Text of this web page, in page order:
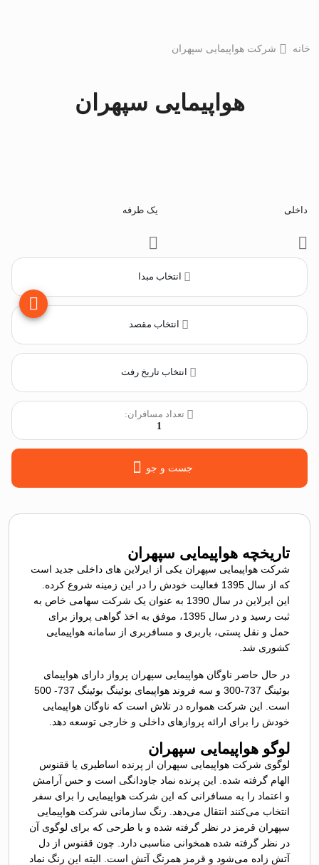
خانه شرکت هواپیمایی سپهران
هواپیمایی سپهران
داخلی یک طرفه
انتخاب مبدا
انتخاب مقصد
تعداد مسافران:
1
جست و جو
تاریخچه هواپیمایی سپهران
شرکت هواپیمایی سپهران یکی از ایرلاین های داخلی جدید است
که از سال 1395 فعالیت خودش را در این زمینه شروع کرده.
این ایرلاین در سال 1390 به عنوان یک شرکت سهامی خاص به
ثبت رسید و در سال 1395، موفق به اخذ گواهی پرواز برای
حمل و نقل پستی، باربری و مسافربری از سامانه هواپیمایی
کشوری شد.
در حال حاضر ناوگان هواپیمایی سپهران پرواز دارای هواپیمای
بوئینگ 737-300 و سه فروند هواپیمای بوئینگ بوئینگ 737- 500
است. این شرکت همواره در تلاش است که ناوگان هواپیمایی
خودش را برای ارائه پروازهای داخلی و خارجی توسعه دهد.
لوگو هواپیمایی سپهران
لوگوی شرکت هواپیمایی سپهران از پرنده اساطیری یا ققنوس
الهام گرفته شده. این پرنده نماد جاودانگی است و حس آرامش
و اعتماد را به مسافرانی که این شرکت هواپیمایی را برای سفر
انتخاب می‌کنند انتقال می‌دهد. رنگ سازمانی شرکت هواپیمایی
سپهران قرمز در نظر گرفته شده و با طرحی که برای لوگوی آن
در نظر گرفته شده همخوانی مناسبی دارد. چون ققنوس از دل
آتش زاده می‌شود و قرمز همرنگ آتش است. البته این رنگ نماد